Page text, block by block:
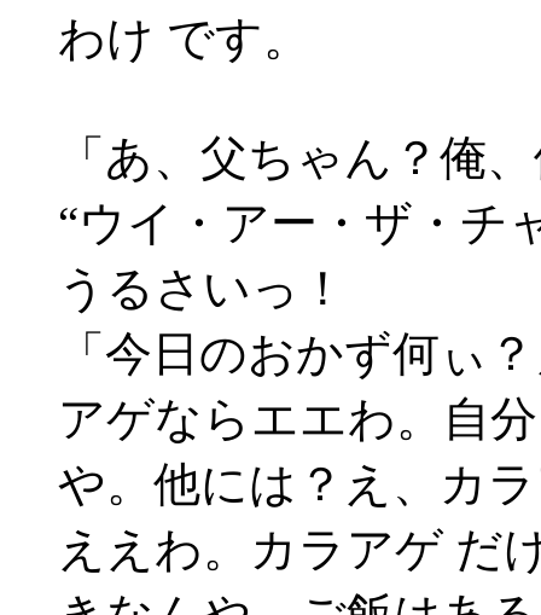
わけ です。
「あ、父ちゃん？俺
“ウイ・アー・ザ・チ
うるさいっ！
「今日のおかず何ぃ
アゲならエエわ。自
や。他には？え、カ
ええわ。カラアゲ だ